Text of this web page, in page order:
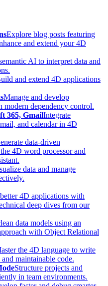
Explore blog posts featuring
and extend your 4D
AI to interpret data and
and extend 4D applications
Manage and develop
modern dependency control.
365, GmailIntegrate
and calendar in 4D
data-driven
4D word processor and
data and manage
4D applications with
deep dives from our
data models using an
with Object Relational
the 4D language to write
maintainable code.
Structure projects and
in team environments.